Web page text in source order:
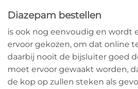
Diazepam bestellen
is ook nog eenvoudig en wordt
ervoor gekozen, om dat online
daarbij nooit de bijsluiter goed
moet ervoor gewaakt worden,
de kop op zullen steken als